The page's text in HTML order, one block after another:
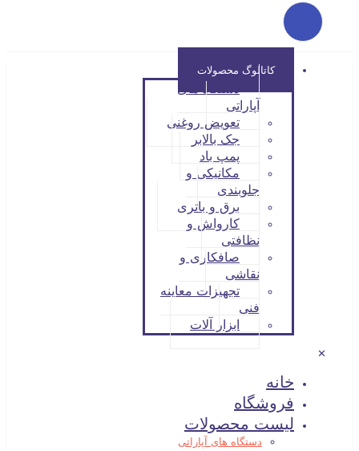
کاتالوگ محصولات
دستگاه های
آپاراتی
تعویض روغنی
جک بالابر
پمپ باد
مکانیکی و
جلوبندی
برق و باتری
کارواش و
نظافتی
صافکاری و
نقاشی
تجهیزات معاینه
فنی
ابزار آلات
✕
خانه
فروشگاه
لیست محصولات
دستگاه های آپاراتی